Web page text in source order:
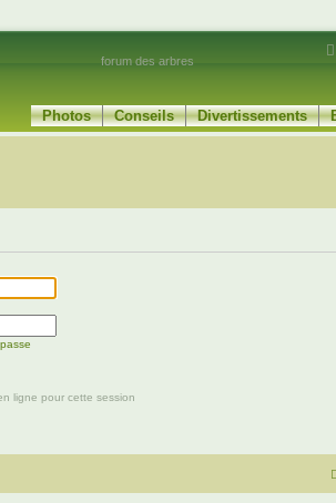
forum des arbres
Photos Conseils Divertissements
ligne pour cette session